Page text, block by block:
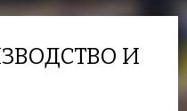
И